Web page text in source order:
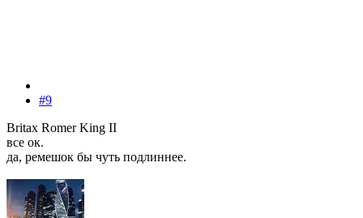
#9
Britax Romer King II
все ок.
да, ремешок бы чуть подлиннее.